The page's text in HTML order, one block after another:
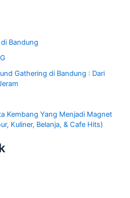
Bandung
Gathering di Bandung : Dari
Kembang Yang Menjadi Magnet
Kuliner, Belanja, & Cafe Hits)